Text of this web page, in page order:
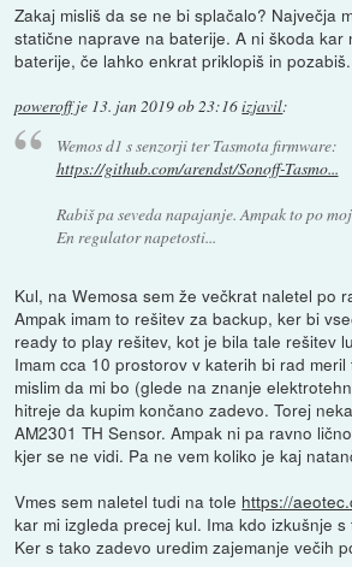
Zakaj misliš da se ne bi splačalo? Največja
statične naprave na baterije. A ni škoda kar
baterije, če lahko enkrat priklopiš in pozabiš.
poweroffje 13. jan 2019 ob 23:16izjavil:
Wemos d1 s senzorji ter Tasmota firmware:
https://github.com/arendst/Sonoff-Tasmo...
Rabiš pa seveda napajanje. Ampak to po
En regulator napetosti...
Kul, na Wemosa sem že večkrat naletel po
Ampak imam to rešitev za backup, ker bi
ready to play rešitev, kot je bila tale rešitev
Imam cca 10 prostorov v katerih bi rad
mislim da mi bo (glede na znanje
hitreje da kupim končano zadevo. Torej
AM2301 TH Sensor. Ampak ni pa ravno
kjer se ne vidi. Pa ne vem koliko je kaj
Vmes sem naletel tudi na tole https://
kar mi izgleda precej kul. Ima kdo izkušnje
Ker s tako zadevo uredim zajemanje večih